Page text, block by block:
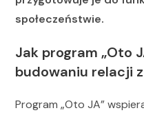
społeczeństwie.
Jak program „Oto
budowaniu relacji
Program „Oto JA”